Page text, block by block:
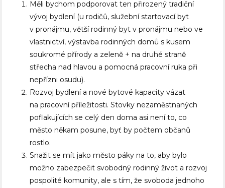
Měli bychom podporovat ten přirozený tradiční
vývoj bydlení (u rodičů, služební startovací byt
v pronájmu, větší rodinný byt v pronájmu nebo ve
vlastnictví, výstavba rodinných domů s kusem
soukromé přírody a zeleně + na druhé straně
střecha nad hlavou a pomocná pracovní ruka při
nepřízni osudu).
Rozvoj bydlení a nové bytové kapacity vázat
na pracovní příležitosti. Stovky nezaměstnaných
poflakujících se celý den doma asi není to, co
město někam posune, byť by počtem občanů
rostlo.
Snažit se mít jako město páky na to, aby bylo
možno zabezpečit svobodný rodinný život a rozvoj
pospolité komunity, ale s tím, že svoboda jednoho